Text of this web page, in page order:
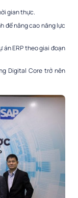
gian thực.
để nâng cao năng lực
án ERP theo giai đoạn
Digital Core trở nên